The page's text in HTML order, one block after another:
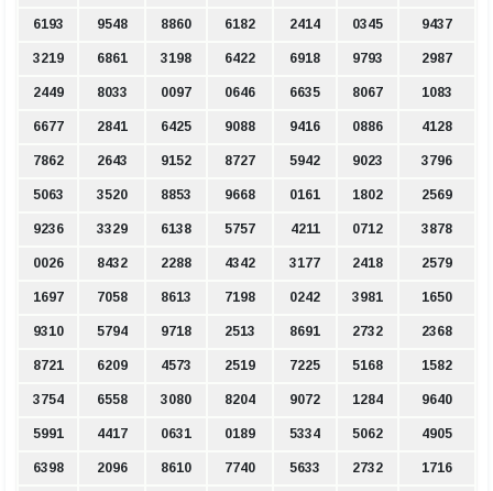
6193 9548 8860 6182 2414 0345 9437
3219 6861 3198 6422 6918 9793 2987
2449 8033 0097 0646 6635 8067 1083
6677 2841 6425 9088 9416 0886 4128
7862 2643 9152 8727 5942 9023 3796
5063 3520 8853 9668 0161 1802 2569
9236 3329 6138 5757 4211 0712 3878
0026 8432 2288 4342 3177 2418 2579
1697 7058 8613 7198 0242 3981 1650
9310 5794 9718 2513 8691 2732 2368
8721 6209 4573 2519 7225 5168 1582
3754 6558 3080 8204 9072 1284 9640
5991 4417 0631 0189 5334 5062 4905
6398 2096 8610 7740 5633 2732 1716